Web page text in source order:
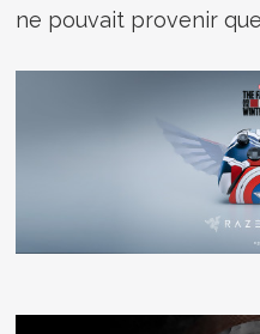
ne pouvait provenir